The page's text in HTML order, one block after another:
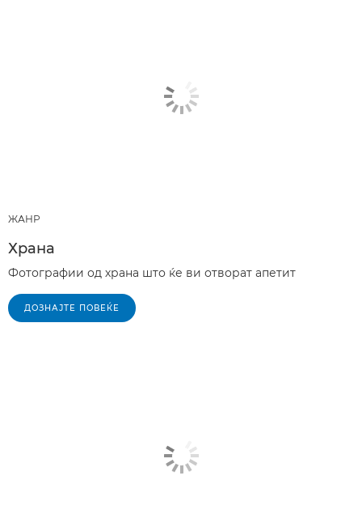
ЖАНР
Храна
Фотографии од храна што ќе ви отворат апетит
ДОЗНАЈТЕ ПОВЕЌЕ